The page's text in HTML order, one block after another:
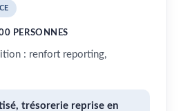
PERSONNES
: renfort reporting,
trésorerie reprise en